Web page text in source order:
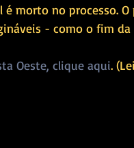
é morto no processo.
- como o fim da
Oeste, clique aqui.